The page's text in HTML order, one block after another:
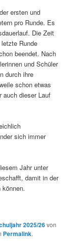
ersten und
pro Runde. Es
Die Zeit
Runde
beendet. Nach
und Schüler
durch ihre
schon etwas
auch dieser Lauf
sich immer
Jahr unter
damit in der
können.
2025/26von
Permalink.